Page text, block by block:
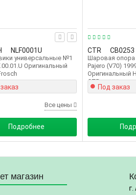
NLF0001U
универсальные №1
Оригинальный
Все цены
Подробнее
CTR CB0253
Шаровая опора
Pajero (V70)
Оригинальный
CTR
Под заказ
магазин
г.